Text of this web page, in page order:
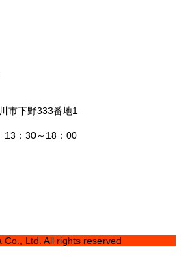
市下野333番地1
：30～18：00
Co., Ltd. All rights reserved